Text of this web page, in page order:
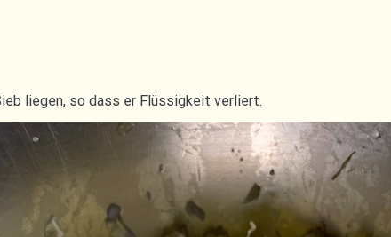
liegen, so dass er Flüssigkeit verliert.